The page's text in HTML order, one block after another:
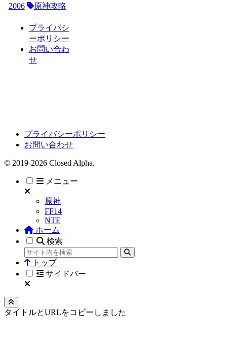
2006
原神攻略
プライバシ
ーポリシー
お問い合わ
せ
プライバシーポリシー
お問い合わせ
© 2019-2026 Closed Alpha.
メニュー
原神
FF14
NTE
ホーム
検索
トップ
サイドバー
タイトルとURLをコピーしました